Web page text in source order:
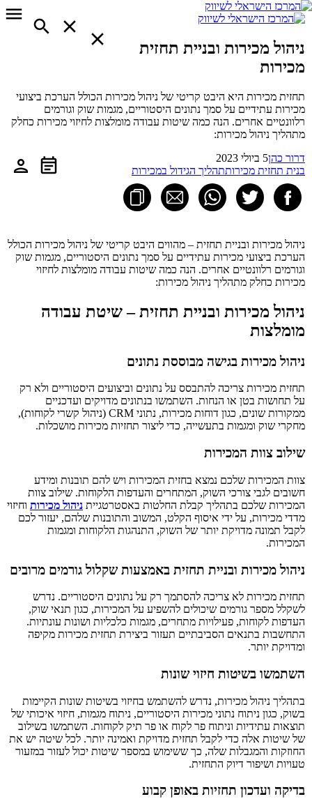
ניהול מכירות ובניית תחזית
מכירות
תחזית מכירות היא היבט קריטי של ניהול מכירות הכולל הערכת ביצועי
מכירות עתידיים על סמך נתונים היסטוריים, מגמות שוק וגורמים
רלוונטיים אחרים. הנה כמה שיטות עבודה מומלצות לחיזוי מכירות כחלק
מתהליך ניהול מכירות:
דרור כהן5 ביולי 2023
בנית תחזית מכירותתהליך הגידול במכירות
ניהול מכירות ובניית תחזית – מהווים היבט קריטי של ניהול מכירות הכולל
הערכת ביצועי מכירות עתידיים על סמך נתונים היסטוריים, מגמות שוק
וגורמים רלוונטיים אחרים. הנה כמה שיטות עבודה מומלצות לחיזוי
מכירות כחלק מתהליך ניהול מכירות:
ניהול מכירות ובניית תחזית – שיטת עבודה
מומלצות
ניהול מכירות בגישה מבוססת נתונים
תחזית מכירות צריכה להתבסס על נתונים וביצועים היסטוריים ולא רק
על תחושות בטן או הנחות. השתמשו בנתונים מדויקים ועדכניים
ממקורות שונים, כגון דוחות מכירות, נתוני CRM (ניהול קשרי לקוחות),
מחקרי שוק ומגמות בתעשייה, כדי ליצור תחזיות מכירות מושכלות.
שילוב צוות המכירות
צוות המכירות שלכם נמצא בחזית המכירות ויש להם תובנות ומידע
חשובים לגבי צורכי השוק, המתחרים והעדפות הלקוחות. שילוב צוות
המכירות שלכם בתהליך קבלת החלטות באסטרטגיית ניהול מכירות וחיזוי
מדדי מכירות, על ידי איסוף הקלט, המשוב והתובנות שלהם, יעזור לכם
לקבל תמונה מדויקת יותר של השוק, התנהגות הלקוחות ומגמות
המכירות.
ניהול מכירות ובניית תחזית באמצעות שקלול גורמים מרובים
תחזית מכירות לא צריכה להסתמך רק על נתונים היסטוריים. נדרש
לשקלל מספר גורמים שיכולים להשפיע על המכירות, כגון תנאי שוק,
העדפות לקוחות, פעילויות מתחרים, מגמות כלכליות ושונות עונתיות.
התחשבות בתנאים הסביבתיים תעזור ביצירת תחזית מכירות מקיפה
ומדויקת יותר.
השתמשו בשיטות חיזוי שונות
בתהליך ניהול מכירות, נדרש להשתמש בחיזוי בשיטות שונות הקיימות
בשוק, כגון ניתוח נתוני מכירות היסטוריים, ניתוח מגמות, חיזוי איכותי של
תוצאות עתידיות וניתוח פר לקוח או פר תיק לקוחות. השתמשו בשילוב
של שיטות אלה כדי לקבל תחזית מדויקת ואמינה יותר. לכל שיטה יש את
החוזקות והמגבלות שלה, כך ששימוש במספר שיטות יכול לעזור במזעור
טעויות ושיפור דיוק התחזית.
בדיקה ועדכון תחזיות באופן קבוע